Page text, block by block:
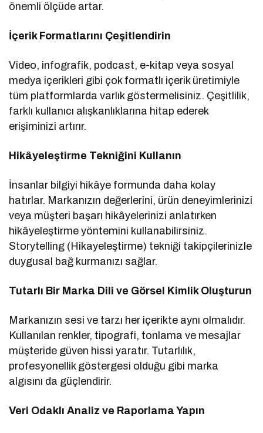
önemli ölçüde artar.
İçerik Formatlarını Çeşitlendirin
Video, infografik, podcast, e-kitap veya sosyal
medya içerikleri gibi çok formatlı içerik üretimiyle
tüm platformlarda varlık göstermelisiniz. Çeşitlilik,
farklı kullanıcı alışkanlıklarına hitap ederek
erişiminizi artırır.
Hikâyeleştirme Tekniğini Kullanın
İnsanlar bilgiyi hikâye formunda daha kolay
hatırlar. Markanızın değerlerini, ürün deneyimlerinizi
veya müşteri başarı hikâyelerinizi anlatırken
hikâyeleştirme yöntemini kullanabilirsiniz.
Storytelling (Hikayeleştirme) tekniği takipçilerinizle
duygusal bağ kurmanızı sağlar.
Tutarlı Bir Marka Dili ve Görsel Kimlik Oluşturun
Markanızın sesi ve tarzı her içerikte aynı olmalıdır.
Kullanılan renkler, tipografi, tonlama ve mesajlar
müşteride güven hissi yaratır. Tutarlılık,
profesyonellik göstergesi olduğu gibi marka
algısını da güçlendirir.
Veri Odaklı Analiz ve Raporlama Yapın